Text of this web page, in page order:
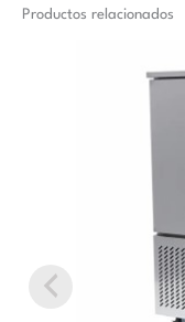
Productos relacionados